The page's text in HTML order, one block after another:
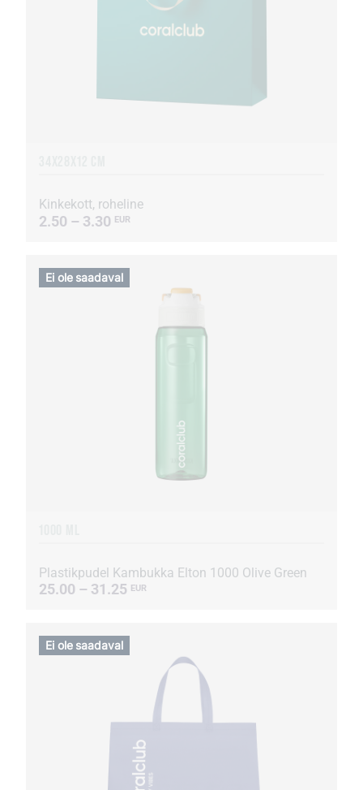
Kinkekott, roheline
2.50 – 3.30 EUR
Plastikpudel Kambukka Elton 1000 Olive Green
25.00 – 31.25 EUR
Ei ole saadaval
Ei ole saadaval